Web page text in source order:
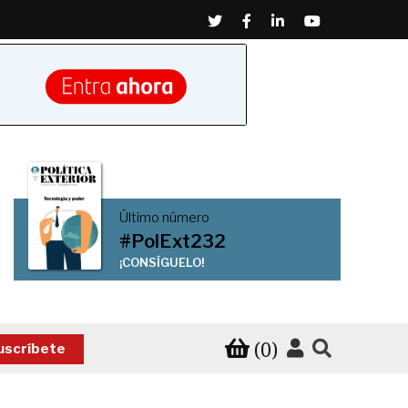
TwitterFacebook
LinkedinYoutube
Último número
#PolExt232
¡CONSÍGUELO!
(0)